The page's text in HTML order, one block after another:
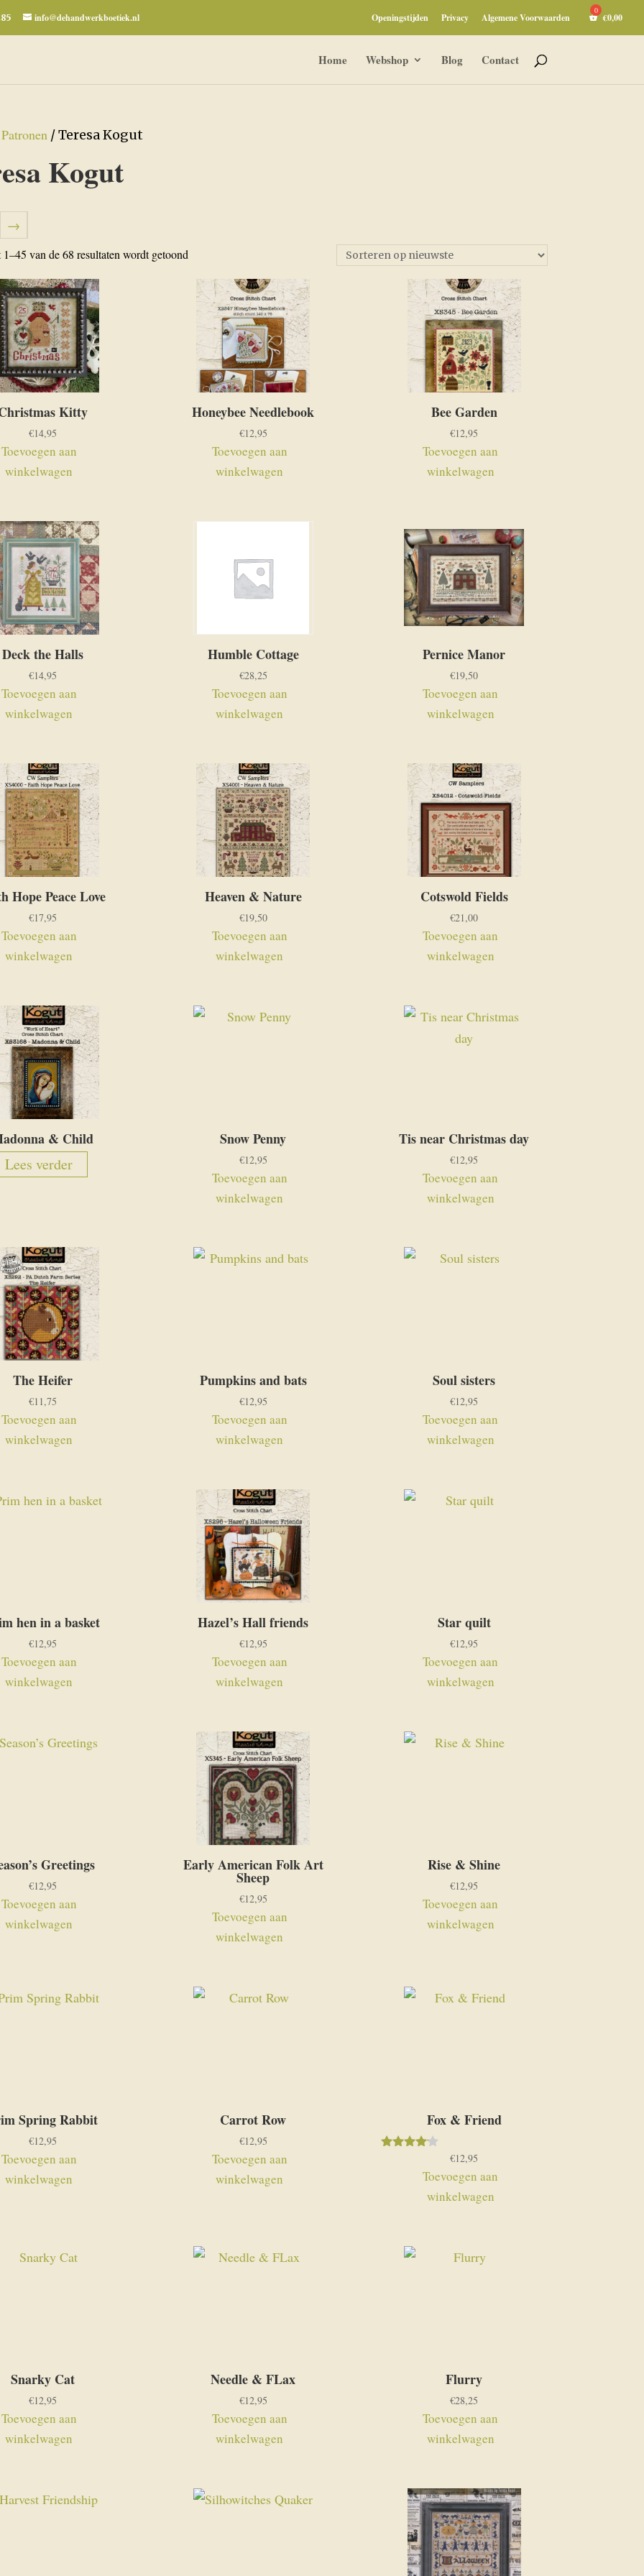
info@dehandwerkboetiek.nl Openingstijden Privacy Algemene Voorwaarden €0,00
Home Webshop Blog Contact
Patronen / Teresa Kogut
Kogut
→
1–45 van de 68 resultaten wordt getoond
nieuwste
Kitty
€14,95
Toevoegen aan
winkelwagen
Honeybee Needlebook
€12,95
Toevoegen aan
winkelwagen
Bee Garden
€12,95
Toevoegen aan
winkelwagen
Deck the Halls
€14,95
Toevoegen aan
winkelwagen
Humble Cottage
€28,25
Toevoegen aan
winkelwagen
Pernice Manor
€19,50
Toevoegen aan
winkelwagen
Hope Peace Love
€17,95
Toevoegen aan
winkelwagen
Heaven & Nature
€19,50
Toevoegen aan
winkelwagen
Cotswold Fields
€21,00
Toevoegen aan
winkelwagen
& Child
Lees verder
Snow Penny
€12,95
Toevoegen aan
winkelwagen
Tis near Christmas day
€12,95
Toevoegen aan
winkelwagen
The Heifer
€11,75
Toevoegen aan
winkelwagen
Pumpkins and bats
€12,95
Toevoegen aan
winkelwagen
Soul sisters
€12,95
Toevoegen aan
winkelwagen
hen in a basket
€12,95
Toevoegen aan
winkelwagen
Hazel’s Hall friends
€12,95
Toevoegen aan
winkelwagen
Star quilt
€12,95
Toevoegen aan
winkelwagen
Greetings
€12,95
Toevoegen aan
winkelwagen
Early American Folk Art
Sheep
€12,95
Toevoegen aan
winkelwagen
Rise & Shine
€12,95
Toevoegen aan
winkelwagen
Spring Rabbit
€12,95
Toevoegen aan
winkelwagen
Carrot Row
€12,95
Toevoegen aan
winkelwagen
Fox & Friend
€12,95
Toevoegen aan
winkelwagen
Snarky Cat
€12,95
Toevoegen aan
winkelwagen
Needle & FLax
€12,95
Toevoegen aan
winkelwagen
Flurry
€28,25
Toevoegen aan
winkelwagen